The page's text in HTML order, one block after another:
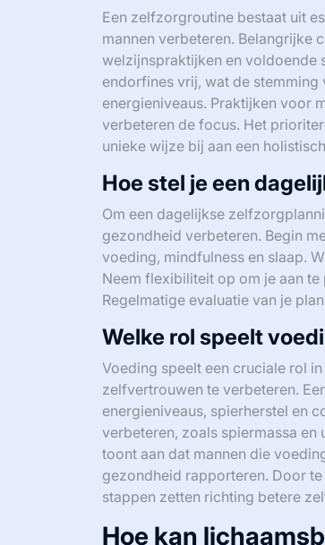
Een zelfzorgroutine bestaat uit
mannen verbeteren. Belangrijke
welzijnspraktijken en voldoende
endorfines vrij, wat de
energieniveaus. Praktijken voor
verbeteren de focus. Het
unieke wijze bij aan een
Hoe stel je een
Om een dagelijkse
gezondheid verbeteren. Begin
voeding, mindfulness en slaap.
Neem flexibiliteit op om je aan
Regelmatige evaluatie van je
Welke rol speelt
Voeding speelt een cruciale rol
zelfvertrouwen te verbeteren.
energieniveaus, spierherstel en
verbeteren, zoals spiermassa
toont aan dat mannen die
gezondheid rapporteren. Door
stappen zetten richting betere
Hoe kan